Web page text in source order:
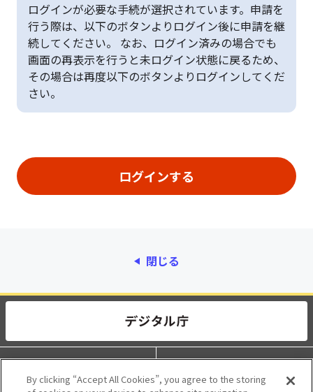
ログインが必要な手続が選択されています。申請を
行う際は、以下のボタンよりログイン後に申請を継
続してください。 なお、ログイン済みの場合でも
画面の再表示を行うと未ログイン状態に戻るため、
その場合は再度以下のボタンよりログインしてくだ
さい。
閉じる
動作環境 個人情報保護
By clicking “Accept All Cookies”, you agree to the storing